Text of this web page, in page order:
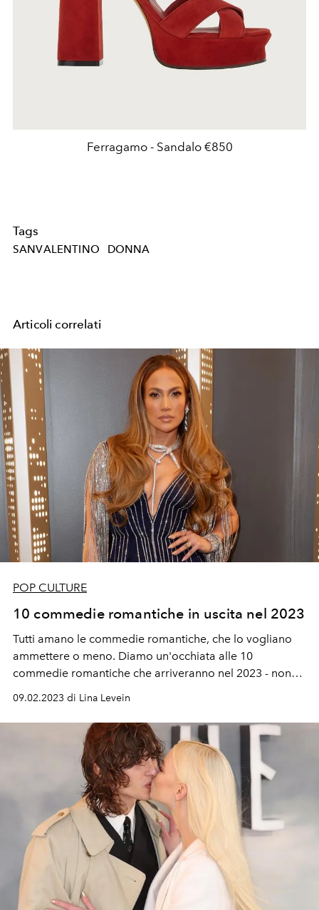
Ferragamo - Sandalo €850
Tags
SANVALENTINO DONNA
Articoli correlati
POP CULTURE
10 commedie romantiche in uscita nel 2023
Tutti amano le commedie romantiche, che lo vogliano
ammettere o meno. Diamo un'occhiata alle 10
commedie romantiche che arriveranno nel 2023 - non
solo a San Valentino - perchè abbiamo bisogno di
09.02.2023 di Lina Levein